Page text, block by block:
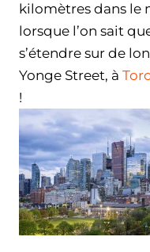
kilomètres dans le
lorsque l’on sait
s’étendre sur de
Yonge Street, à
!